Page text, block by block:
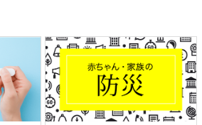
ちゃんの月齢別 発育・発達見通し表」